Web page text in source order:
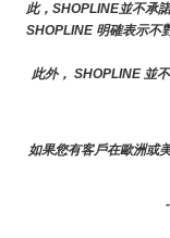
此，SHOPLINE並不承
SHOPLINE 明確表示不
此外， SHOPLINE 並
如果您有客戶在歐洲或